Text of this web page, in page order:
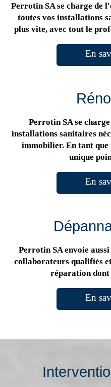
Perrotin SA se charge de
toutes vos installations
plus vite, avec tout le
En
Perrotin SA se
installations sanitaires
immobilier. En tant que
unique
En
Perrotin SA envoie
collaborateurs qualifiés
réparation dont
En